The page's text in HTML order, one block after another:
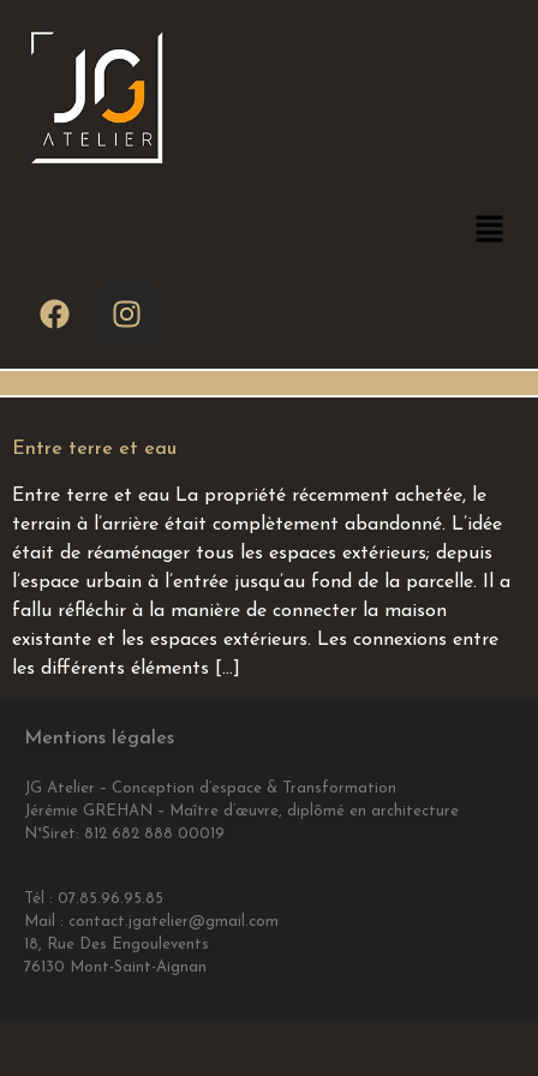
Entre terre et eau
Entre terre et eau La propriété récemment achetée, le
terrain à l’arrière était complètement abandonné. L’idée
était de réaménager tous les espaces extérieurs; depuis
l’espace urbain à l’entrée jusqu’au fond de la parcelle. Il a
fallu réfléchir à la manière de connecter la maison
existante et les espaces extérieurs. Les connexions entre
les différents éléments […]
Mentions légales
JG Atelier – Conception d’espace & Transformation
Jérémie GREHAN – Maître d’œuvre, diplômé en architecture
N°Siret: 812 682 888 00019
Tél : 07.85.96.95.85
Mail : contact.jgatelier@gmail.com
18, Rue Des Engoulevents
76130 Mont-Saint-Aignan